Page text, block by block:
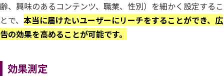
齢、興味のあるコンテンツ、職業、性別）を細かく設定するこ
とで、 本当に届けたいユーザーにリーチをすることができ、広
告の効果を高めることが可能です。
効果測定